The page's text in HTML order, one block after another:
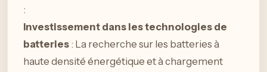
:
Investissement dans les technologies de
batteries : La recherche sur les batteries à
haute densité énergétique et à chargement